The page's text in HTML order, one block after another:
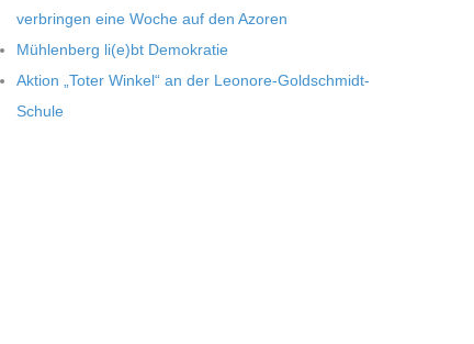
ver­brin­gen eine Woche auf den Azoren
Müh­len­berg li(e)bt Demokratie
Aktion „Toter Win­kel“ an der Leonore-Goldschmidt-
Schule